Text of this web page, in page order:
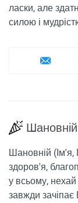
ласки, але
силою і
Шановній
здоров'я,
у всьому,
завжди зачіпає